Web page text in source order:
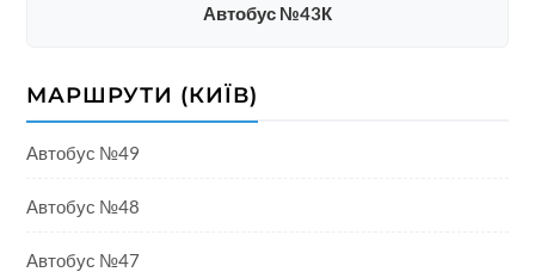
Автобус №43К
МАРШРУТИ (КИЇВ)
Автобус №49
Автобус №48
Автобус №47